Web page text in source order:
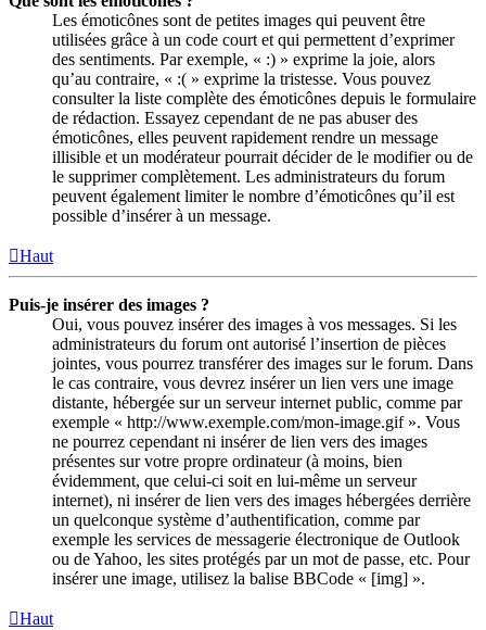
Les émoticônes sont de petites images qui peuvent être
utilisées grâce à un code court et qui permettent d’exprimer
des sentiments. Par exemple, « :) » exprime la joie, alors
qu’au contraire, « :( » exprime la tristesse. Vous pouvez
consulter la liste complète des émoticônes depuis le formulaire
de rédaction. Essayez cependant de ne pas abuser des
émoticônes, elles peuvent rapidement rendre un message
illisible et un modérateur pourrait décider de le modifier ou de
le supprimer complètement. Les administrateurs du forum
peuvent également limiter le nombre d’émoticônes qu’il est
possible d’insérer à un message.
Haut
Puis-je insérer des images ?
Oui, vous pouvez insérer des images à vos messages. Si les
administrateurs du forum ont autorisé l’insertion de pièces
jointes, vous pourrez transférer des images sur le forum. Dans
le cas contraire, vous devrez insérer un lien vers une image
distante, hébergée sur un serveur internet public, comme par
exemple « http://www.exemple.com/mon-image.gif ». Vous
ne pourrez cependant ni insérer de lien vers des images
présentes sur votre propre ordinateur (à moins, bien
évidemment, que celui-ci soit en lui-même un serveur
internet), ni insérer de lien vers des images hébergées derrière
un quelconque système d’authentification, comme par
exemple les services de messagerie électronique de Outlook
ou de Yahoo, les sites protégés par un mot de passe, etc. Pour
insérer une image, utilisez la balise BBCode « [img] ».
Haut